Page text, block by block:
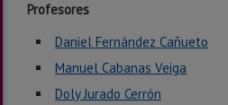
Profesores
Daniel Fernández Cañueto
Manuel Cabanas Veiga
Doly Jurado Cerrón